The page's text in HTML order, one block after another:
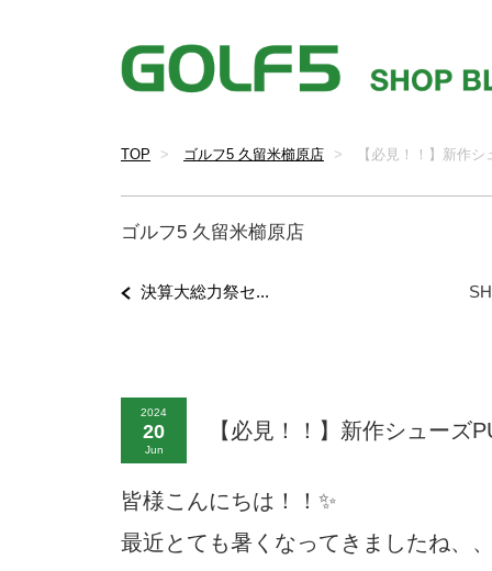
TOP ゴルフ5 久留米櫛原店 【必見！！】新作
ゴルフ5 久留米櫛原店
決算大総力祭セ...
2024
20
Jun
【必見！！】新作シューズ
皆様こんにちは！！✨️
最近とても暑くなってきましたね、